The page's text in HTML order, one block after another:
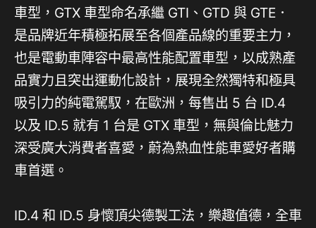
車型，GTX 車型命名承繼 GTI、GTD 與 GTE．
是品牌近年積極拓展至各個產品線的重要主力，
也是電動車陣容中最高性能配置車型，以成熟產
品實力且突出運動化設計，展現全然獨特和極具
吸引力的純電駕馭，在歐洲，每售出 5 台 ID.4
以及 ID.5 就有 1 台是 GTX 車型，無與倫比魅力
深受廣大消費者喜愛，蔚為熱血性能車愛好者購
車首選。
ID.4 和 ID.5 身懷頂尖德製工法，樂趣值德，全車